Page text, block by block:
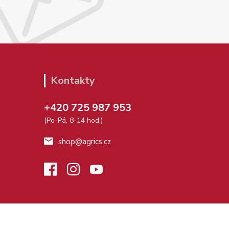
Kontakty
+420 725 987 953
(Po-Pá, 8-14 hod.)
shop@agrics.cz